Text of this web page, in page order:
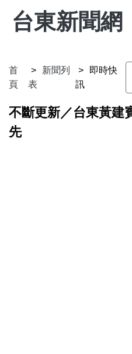
台東新聞網
首
頁
新聞列
表
即時快
訊
不斷更新／台東黃建
先